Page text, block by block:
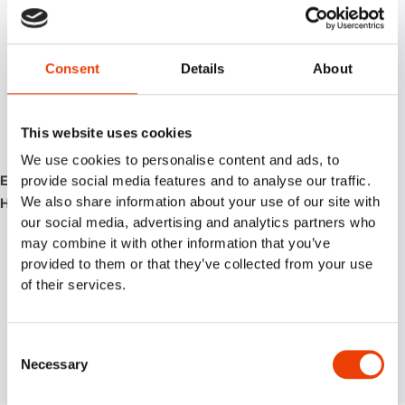
Consent Details About
This website uses cookies
We use cookies to personalise content and ads, to
provide social media features and to analyse our traffic.
We also share information about your use of our site with
our social media, advertising and analytics partners who
may combine it with other information that you’ve
provided to them or that they’ve collected from your use
of their services.
Selection
Necessary
119000305 – Hybride SU11PD2
110003363 – Hybrid-SUPD2
110003341 – Hybrid-SUPD1
110003364 – Hybride SU21PD1
119000341 – Hybrid One SUPD2
Ersetzt durch:
Hybrid Penta vorverdünnte Satelliten
119000181 PHOENIX MIX20 1-5% VF
119000180 PHOENIX MIX20 1-5% AF
119000183 PHOENIX MIX08 1-5% VF
119000401 PHOENIX MIX08 0,2-2,0% AF
119000350 PHOENIX MIX20 0,2 – 2% VF